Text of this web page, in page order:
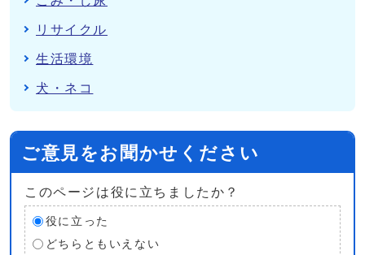
リサイクル
生活環境
犬・ネコ
ご意見をお聞かせください
このページは役に立ちましたか？
役に立った
どちらともいえない